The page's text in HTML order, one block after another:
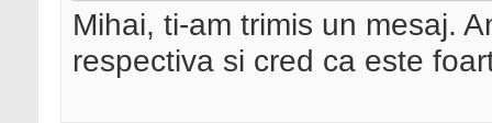
Mihai, ti-am trimis un mesaj.
respectiva si cred ca este